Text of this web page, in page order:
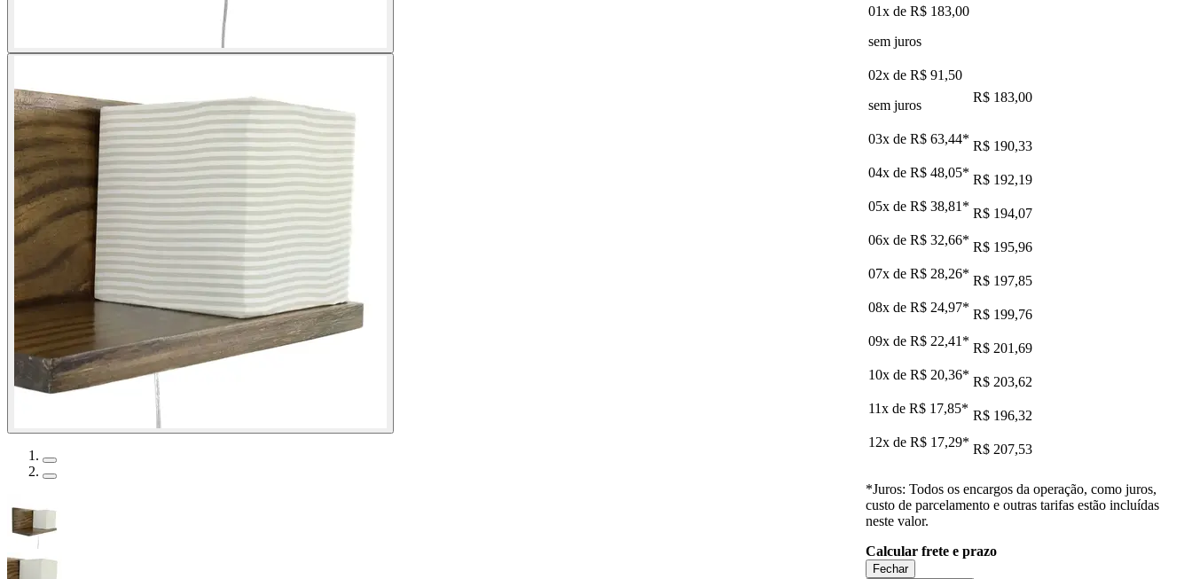
01x de R$ 183,00
sem juros
02x de R$ 91,50
sem juros
R$ 183,00
03x de R$ 63,44* R$ 190,33
04x de R$ 48,05* R$ 192,19
05x de R$ 38,81 * R$ 194,07
06x de R$ 32,66* R$ 195,96
07x de R$ 28,26* R$ 197,85
08x de R$ 24,97* R$ 199,76
09x de R$ 22,41 * R$ 201,69
10x de R$ 20,36* R$ 203,62
11x de R$ 17,85* R$ 196,32
12x de R$ 17,29* R$ 207,53
*Juros: Todos os encargos da operação, como juros,
custo de parcelamento e outras tarifas estão incluídas
neste valor.
Calcular frete e prazo
Fechar